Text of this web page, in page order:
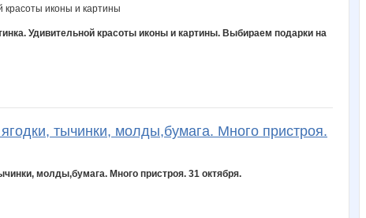
Удивительной красоты иконы и картины. Выбираем подарки на
тычинки, молды,бумага. Много пристроя.
молды,бумага. Много пристроя. 31 октября.